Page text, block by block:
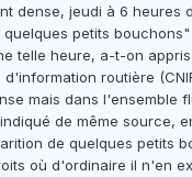
dense, jeudi à 6 heures
petits bouchons"
telle heure, a-t-on
routière
mais dans l'ensemble
de même source,
de quelques petits
où d'ordinaire il n'en